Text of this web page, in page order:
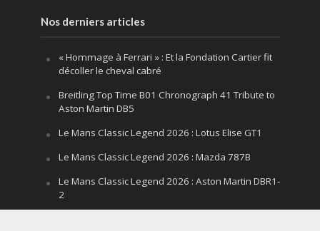
Nos derniers articles
« Hommage à Ferrari » : Et la Fondation Cartier fit
décoller le cheval cabré
Breitling Top Time B01 Chronograph 41 Tribute to
Aston Martin DB5
Le Mans Classic Legend 2026 : Lotus Elise GT1
Le Mans Classic Legend 2026 : Mazda 787B
Le Mans Classic Legend 2026 : Aston Martin DBR1-
2